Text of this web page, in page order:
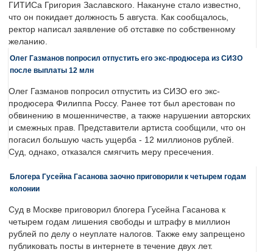
ГИТИСа Григория Заславского. Накануне стало известно,
что он покидает должность 5 августа. Как сообщалось,
ректор написал заявление об отставке по собственному
желанию.
Олег Газманов попросил отпустить его экс-продюсера из СИЗО
после выплаты 12 млн
Олег Газманов попросил отпустить из СИЗО его экс-
продюсера Филиппа Россу. Ранее тот был арестован по
обвинению в мошенничестве, а также нарушении авторских
и смежных прав. Представители артиста сообщили, что он
погасил большую часть ущерба - 12 миллионов рублей.
Суд, однако, отказался смягчить меру пресечения.
Блогера Гусейна Гасанова заочно приговорили к четырем годам
колонии
Суд в Москве приговорил блогера Гусейна Гасанова к
четырем годам лишения свободы и штрафу в миллион
рублей по делу о неуплате налогов. Также ему запрещено
публиковать посты в интернете в течение двух лет.